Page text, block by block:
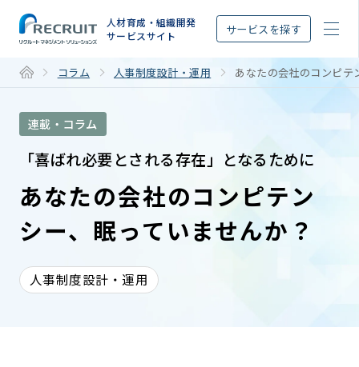
人材育成・組織開発
サービスサイト
サービスを探す
コラム 人事制度設計・運用 あなたの会社のコンピテ
連載・コラム
「喜ばれ必要とされる存在」となるために
あなたの会社のコンピテン
シー、眠っていませんか？
人事制度設計・運用